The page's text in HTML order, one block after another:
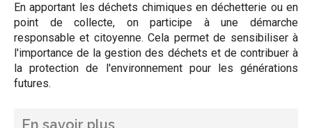
En apportant les déchets chimiques en déchetterie ou en
point de collecte, on participe à une démarche
responsable et citoyenne. Cela permet de sensibiliser à
l'importance de la gestion des déchets et de contribuer à
la protection de l'environnement pour les générations
futures.
En savoir plus